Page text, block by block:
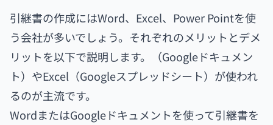
引継書の作成にはWord、Excel、Power Pointを使
う会社が多いでしょう。それぞれのメリットとデメ
リットを以下で説明します。（Googleドキュメン
ト）やExcel（Googleスプレッドシート）が使われ
るのが主流です。
WordまたはGoogleドキュメントを使って引継書を